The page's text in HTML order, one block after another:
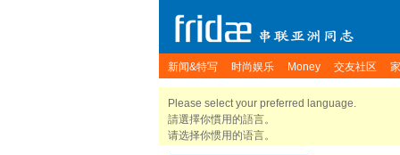
新闻&特写 时尚娱乐 Money 交友社区
Please select your preferred language.
請選擇你慣用的語言。
请选择你惯用的语言。